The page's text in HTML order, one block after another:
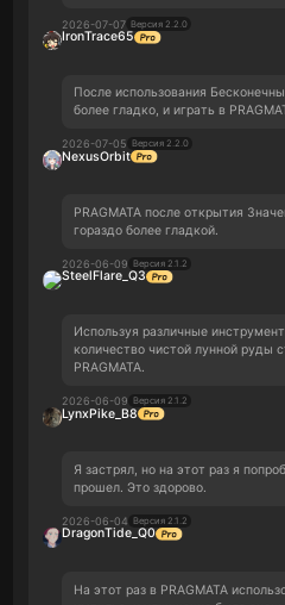
2026-07-07 Версия 2.2.0
IronTrace65
После использования
более гладко, и играть в
2026-07-05 Версия 2.2.0
NexusOrbit
PRAGMATA после открытия
гораздо более гладкой.
2026-06-09 Версия 2.1.2
SteelFlare_Q3
Используя различные
количество чистой лунной руды
PRAGMATA.
2026-06-09 Версия 2.1.2
LynxPike_B8
Я застрял, но на этот раз я
прошел. Это здорово.
2026-06-04 Версия 2.1.2
DragonTide_Q0
На этот раз в PRAGMATA